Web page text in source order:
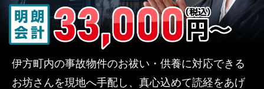
伊方町内の事故物件のお祓い・供養に対応できる
お坊さんを現地へ手配し、真心込めて読経をあげ